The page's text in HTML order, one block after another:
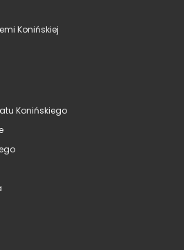
Konińskiej
Konińskiego